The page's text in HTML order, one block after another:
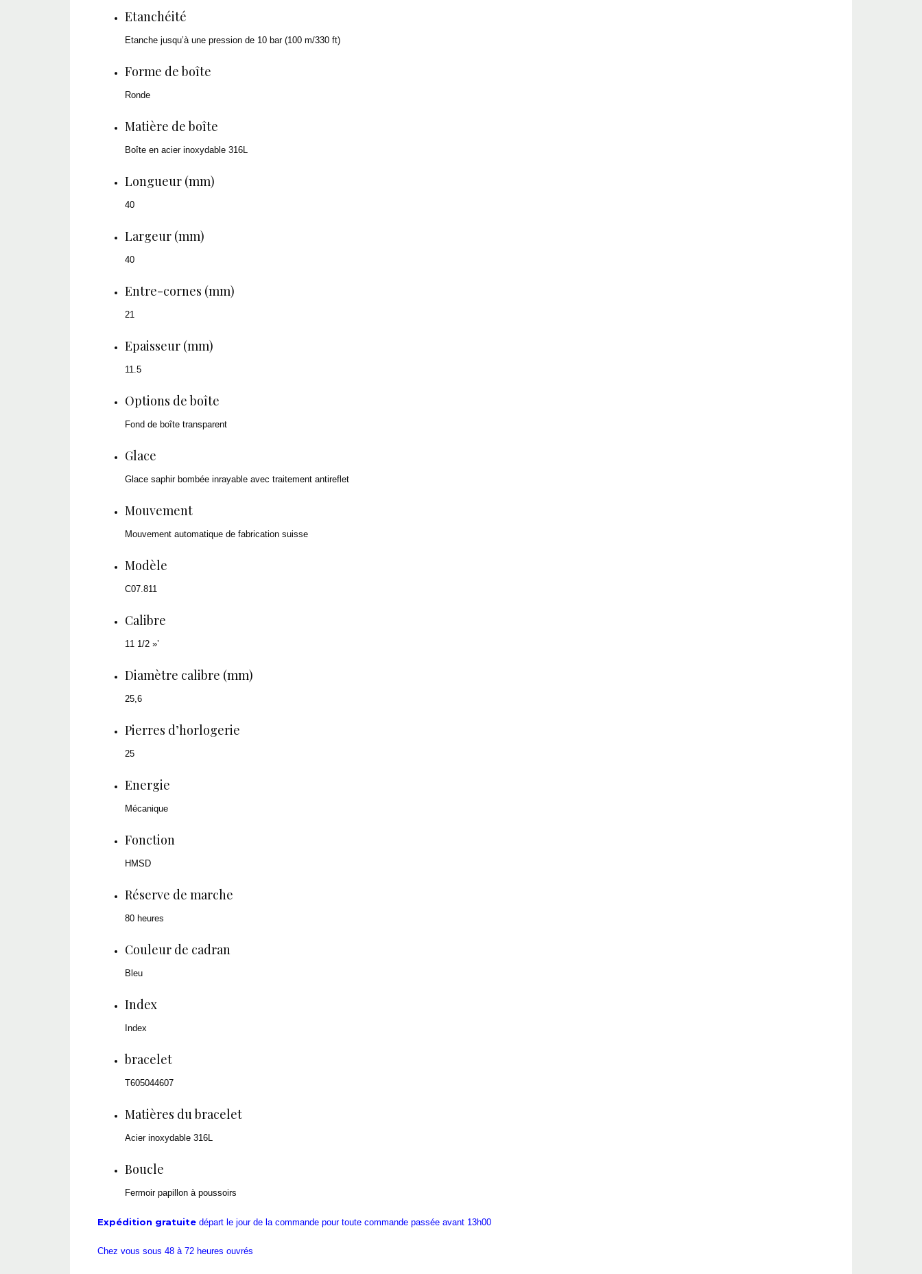
Etanchéité
Etanche jusqu’à une pression de 10 bar (100 m/330 ft)
Forme de boîte
Ronde
Matière de boîte
Boîte en acier inoxydable 316L
Longueur (mm)
40
Largeur (mm)
40
Entre-cornes (mm)
21
Epaisseur (mm)
11.5
Options de boîte
Fond de boîte transparent
Glace
Glace saphir bombée inrayable avec traitement antireflet
Mouvement
Mouvement automatique de fabrication suisse
Modèle
C07.811
Calibre
11 1/2 »’
Diamètre calibre (mm)
25,6
Pierres d’horlogerie
25
Energie
Mécanique
Fonction
HMSD
Réserve de marche
80 heures
Couleur de cadran
Bleu
Index
Index
bracelet
T605044607
Matières du bracelet
Acier inoxydable 316L
Boucle
Fermoir papillon à poussoirs
Expédition gratuite départ le jour de la commande pour toute commande passée avant 13h00
Chez vous sous 48 à 72 heures ouvrés